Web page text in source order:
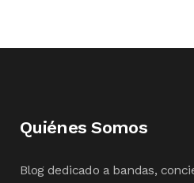
Quiénes Somos
Blog dedicado a bandas,